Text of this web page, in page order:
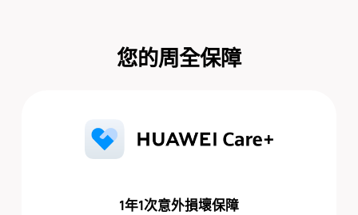
您的周全保障
1年1次意外損壞保障